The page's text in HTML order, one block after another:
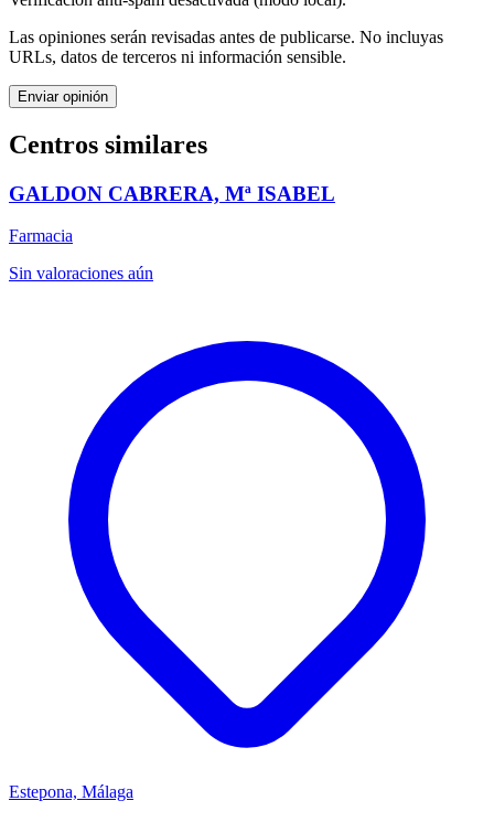
Las opiniones serán revisadas antes de publicarse. No incluyas
URLs, datos de terceros ni información sensible.
Enviar opinión
Centros similares
GALDON CABRERA, Mª ISABEL
Farmacia
Sin valoraciones aún
Estepona, Málaga